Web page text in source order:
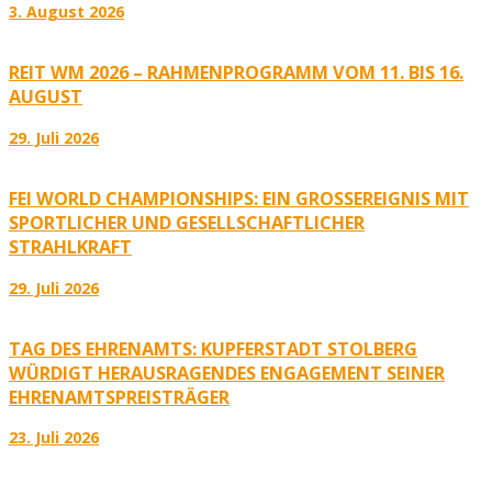
3. August 2026
REIT WM 2026 – RAHMENPROGRAMM VOM 11. BIS 16.
AUGUST
29. Juli 2026
FEI WORLD CHAMPIONSHIPS: EIN GROSSEREIGNIS MIT S
PORTLICHER UND GESELLSCHAFTLICHER S
TRAHLKRAFT
29. Juli 2026
TAG DES EHRENAMTS: KUPFERSTADT STOLBERG
WÜRDIGT HERAUSRAGENDES ENGAGEMENT SEINER
EHRENAMTSPREISTRÄGER
23. Juli 2026